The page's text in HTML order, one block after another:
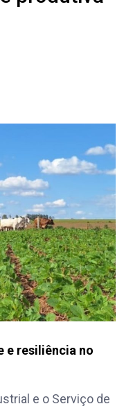
e resiliência no
e o Serviço de